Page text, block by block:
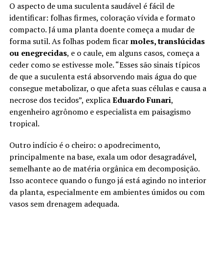
O aspecto de uma suculenta saudável é fácil de
identificar: folhas firmes, coloração vívida e formato
compacto. Já uma planta doente começa a mudar de
forma sutil. As folhas podem ficarmoles, translúcidas
ou enegrecidas, e o caule, em alguns casos, começa a
ceder como se estivesse mole. “Esses são sinais típicos
de que a suculenta está absorvendo mais água do que
consegue metabolizar, o que afeta suas células e causa a
necrose dos tecidos”, explicaEduardo Funari,
engenheiro agrônomo e especialista em paisagismo
tropical.
Outro indício é o cheiro: o apodrecimento,
principalmente na base, exala um odor desagradável,
semelhante ao de matéria orgânica em decomposição.
Isso acontece quando o fungo já está agindo no interior
da planta, especialmente em ambientes úmidos ou com
vasos sem drenagem adequada.